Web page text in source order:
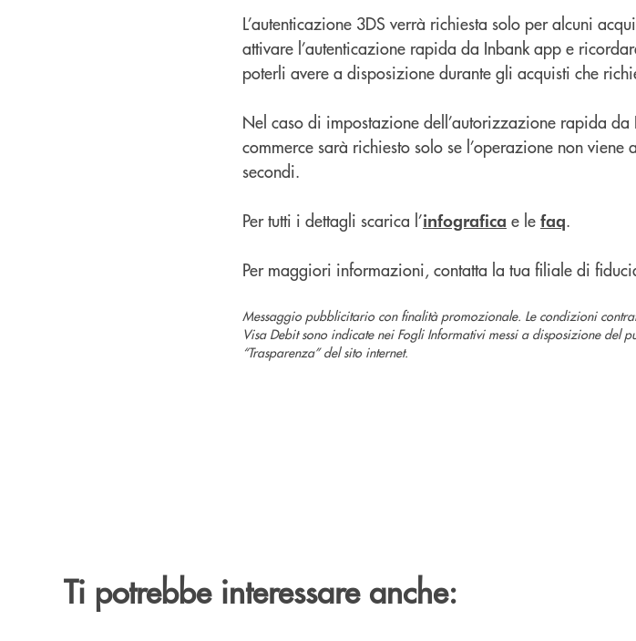
L’autenticazione 3DS verrà richiesta solo per alcuni
attivare l’autenticazione rapida da Inbank app e
poterli avere a disposizione durante gli acquisti che
Nel caso di impostazione dell’autorizzazione rapida
commerce sarà richiesto solo se l’operazione non
secondi.
Per tutti i dettagli scarica l’infografica e le faq.
Per maggiori informazioni, contatta la tua filiale di
Messaggio pubblicitario con finalità promozionale. Le condizioni
Visa Debit sono indicate nei Fogli Informativi messi a disposizione del
“Trasparenza” del sito internet.
Ti potrebbe interessare anche: